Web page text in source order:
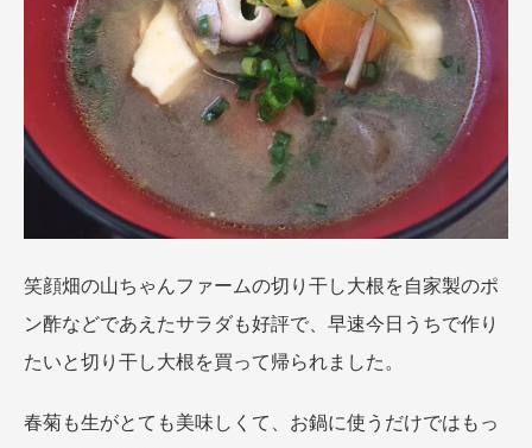
笑顔畑の山ちゃんファームの切り干し大根を自家製のポ
ン酢などであえたサラダも好評で、早速今日うちで作り
たいと切り干し大根を買って帰られました。
春菊も生がとても美味しくて、お鍋に使うだけではもっ